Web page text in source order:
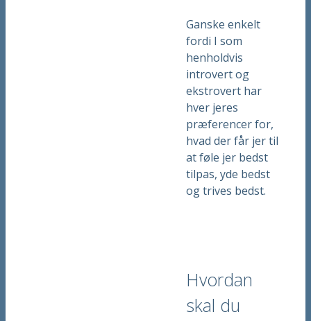
Ganske enkelt
fordi I som
henholdvis
introvert og
ekstrovert har
hver jeres
præferencer for,
hvad der får jer til
at føle jer bedst
tilpas, yde bedst
og trives bedst.
Hvordan
skal du